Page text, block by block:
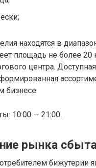
находятся в
площадь не более
центра.
бизнесе.
10:00 — 21:00.
рынка
бижутерии